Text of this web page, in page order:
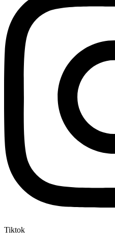
Tiktok